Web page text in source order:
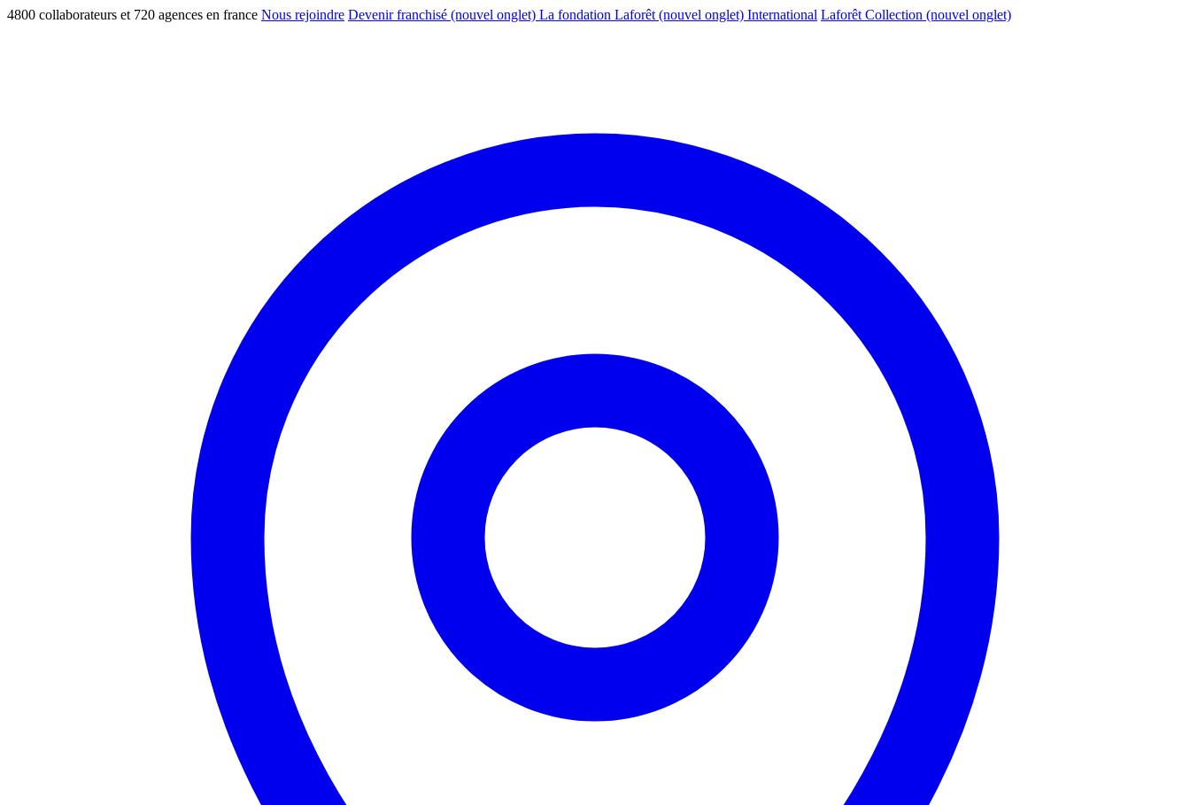
4800 collaborateurs et 720 agences en france Nous rejoindre Devenir franchisé (nouvel onglet) La fondation Laforêt (nouvel onglet) International Laforêt Collection (nouvel onglet)